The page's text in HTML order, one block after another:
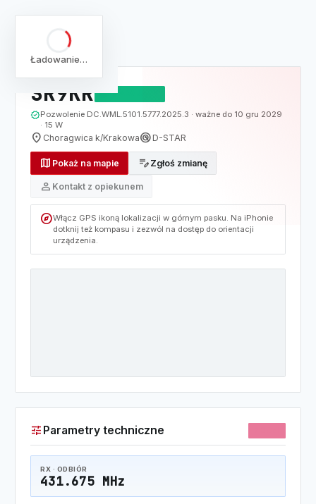
Ładowanie…
SR9KR
SR9KR DZIAŁAJĄCY
verifiedPozwolenie DC.WML.5101.5777.2025.3 · ważne do 10 gru 2029
· 15 W
location_on Choragwica k/Krakowaradar D-STAR
map Pokaż na mapie edit_note Zgłoś zmianę
person Kontakt z opiekunem
exploreWłącz GPS ikoną lokalizacji w górnym pasku. Na iPhonie
dotknij też kompasu i zezwól na dostęp do orientacji
urządzenia.
tune Parametry techniczne
RX · ODBIÓR
431.675 MHz